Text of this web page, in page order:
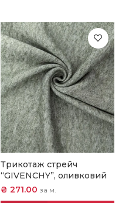
Трикотаж стрейч
“GIVENCHY”, оливковий
₴ 271.00 за м.